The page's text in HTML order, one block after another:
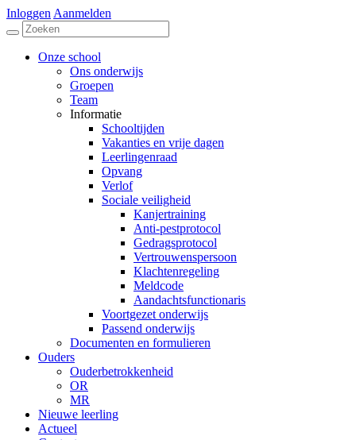
Inloggen Aanmelden
Onze school
Ons onderwijs
Groepen
Team
Informatie
Schooltijden
Vakanties en vrije dagen
Leerlingenraad
Opvang
Verlof
Sociale veiligheid
Kanjertraining
Anti-pestprotocol
Gedragsprotocol
Vertrouwenspersoon
Klachtenregeling
Meldcode
Aandachtsfunctionaris
Voortgezet onderwijs
Passend onderwijs
Documenten en formulieren
Ouders
Ouderbetrokkenheid
OR
MR
Nieuwe leerling
Actueel